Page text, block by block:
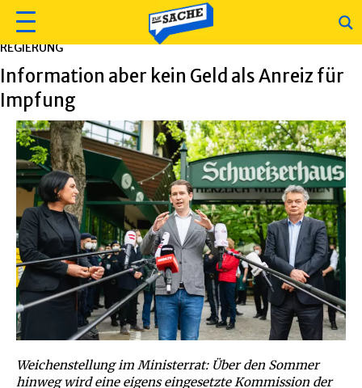
REGIERUNG
Information aber kein Geld als Anreiz für
Impfung
Weichenstellung im Ministerrat: Über den Sommer
hinweg wird eine eigens eingesetzte Kommission der